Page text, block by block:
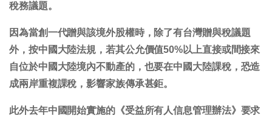
稅務議題。
因為當創一代贈與該境外股權時，除了有台灣贈與稅議題
外，按中國大陸法規，若其公允價值50%以上直接或間接來
自位於中國大陸境內不動產的，也要在中國大陸課稅，恐造
成兩岸重複課稅，影響家族傳承甚鉅。
此外去年中國開始實施的《受益所有人信息管理辦法》要求